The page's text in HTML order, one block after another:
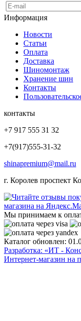
Информация
Новости
Статьи
Оплата
Доставка
Шиномонтаж
Хранение шин
Контакты
контакты
+7 917 555 31 32
+7(917)555-31-32
shinapremium@mail.ru
г. Королев проспект
Мы принимаем к
Каталог обновлен:
Разработка: «ИТ -
Интернет-магазин на